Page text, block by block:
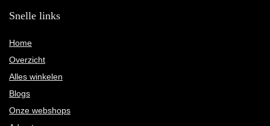
Snelle links
Home
Overzicht
Alles winkelen
Blogs
Onze webshops